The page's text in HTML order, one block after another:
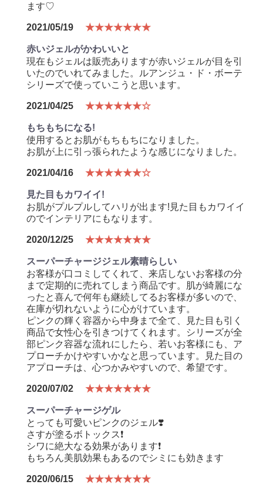
ます♡
2021/05/19 ★★★★★★★
赤いジェルがかわいいと
現在もジェルは販売ありますが赤いジェルが目を引
いたのでいれてみました。ルアンジュ・ド・ボーテ
シリーズで使っていこうと思います。
2021/04/25 ★★★★★★☆
もちもちになる!
使用するとお肌がもちもちになりました。
お肌が上に引っ張られたような感じになりました。
2021/04/16 ★★★★★★☆
見た目もカワイイ!
お肌がプルプルしてハリが出ます!見た目もカワイイ
のでインテリアにもなります。
2020/12/25 ★★★★★★★
スーパーチャージジェル素晴らしい
お客様が口コミしてくれて、来店しないお客様の分
まで定期的に売れてしまう商品です。肌が綺麗にな
ったと喜んで何年も継続してるお客様が多いので、
在庫が切れないように心がけています。
ピンクの輝く容器から中身まで全て、見た目も引く
商品で女性心を引きつけてくれます。シリーズが全
部ピンク容器な流れにしたら、若いお客様にも、ア
プローチかけやすいかなと思っています。見た目の
アプローチは、心つかみやすいので、希望です。
2020/07/02 ★★★★★★★
スーパーチャージゲル
とっても可愛いピンクのジェル❣️
さすが塗るボトックス❗️
シワに絶大なる効果があります❗️
もちろん美肌効果もあるのでシミにも効きます
2020/06/15 ★★★★★★★